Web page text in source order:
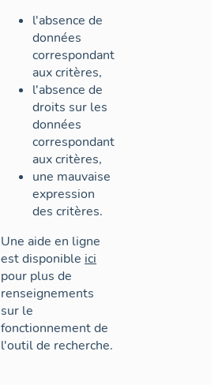
l'absence de
données
correspondant
aux critères,
l'absence de
droits sur les
données
correspondant
aux critères,
une mauvaise
expression
des critères.
Une aide en ligne
est disponible ici
pour plus de
renseignements
sur le
fonctionnement de
l'outil de recherche.